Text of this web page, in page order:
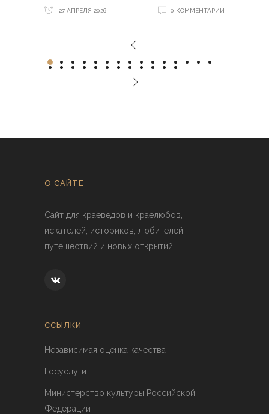
27 АПРЕЛЯ 2026 0 КОММЕНТАРИИ
О САЙТЕ
Сайт для краеведов и краелюбов,
искателей, историков, любителей
путешествий и новых открытий
ССЫЛКИ
Независимая оценка качества
Госуслуги
Министерство культуры Российской
Федерации